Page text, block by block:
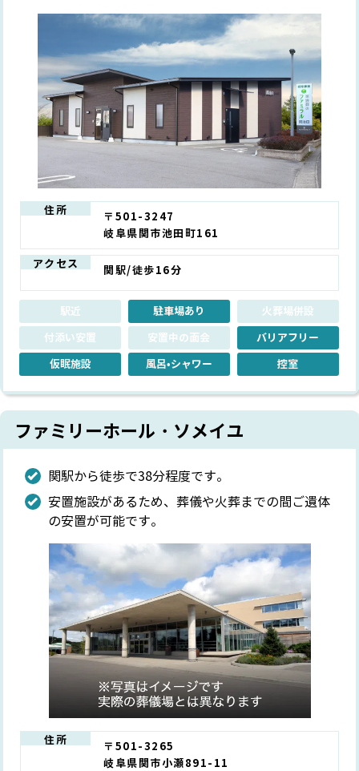
住所
〒501-3247
岐阜県関市池田町161
アクセス 関駅/徒歩16分
駅近 駐車場あり
火葬場併設
付添い安置
安置中の面会
バリアフリー
仮眠施設
風呂•シャワー 控室
ファミリーホール・ソメイユ
関駅から徒歩で38分程度です。
安置施設があるため、葬儀や火葬までの間ご遺体
の安置が可能です。
住所
〒501-3265
岐阜県関市小瀬891-11